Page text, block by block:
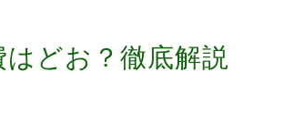
どお？徹底解説